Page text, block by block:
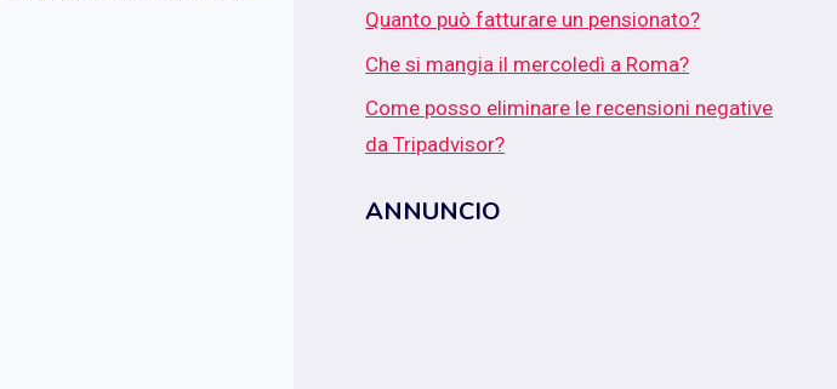
Quanto può fatturare un pensionato?
Che si mangia il mercoledì a Roma?
Come posso eliminare le recensioni negative
da Tripadvisor?
ANNUNCIO